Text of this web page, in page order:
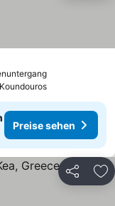
Preise sehen
Teilen